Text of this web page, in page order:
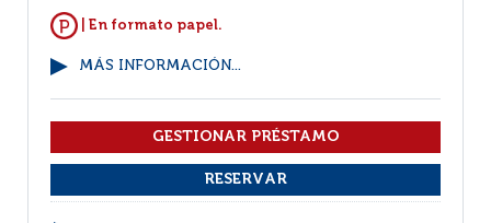
| En formato papel.
MÁS INFORMACIÓN...